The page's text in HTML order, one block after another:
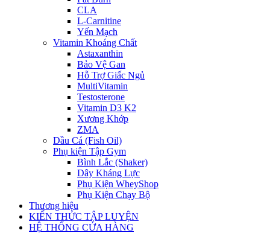
CLA
L-Carnitine
Yến Mạch
Vitamin Khoáng Chất
Astaxanthin
Bảo Vệ Gan
Hỗ Trợ Giấc Ngủ
MultiVitamin
Testosterone
Vitamin D3 K2
Xương Khớp
ZMA
Dầu Cá (Fish Oil)
Phụ kiện Tập Gym
Bình Lắc (Shaker)
Dây Kháng Lực
Phụ Kiện WheyShop
Phụ Kiện Chạy Bộ
Thương hiệu
KIẾN THỨC TẬP LUYỆN
HỆ THỐNG CỬA HÀNG